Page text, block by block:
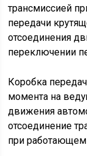
трансмиссией
передачи
отсоединения
переключении
Коробка
момента на
движения
отсоединение
при работающем